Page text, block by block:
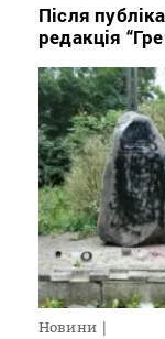
Після
редакція
Новини